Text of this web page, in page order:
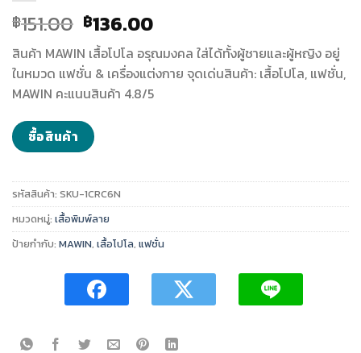
฿151.00 Original
price
was:
฿151.00.
฿136.00Current
price
is:
฿136.00.
สินค้า MAWIN เสื้อโปโล อรุณมงคล ใส่ได้ทั้งผู้ชายและผู้หญิง อยู่
ในหมวด แฟชั่น & เครื่องแต่งกาย จุดเด่นสินค้า: เสื้อโปโล, แฟชั่น,
MAWIN คะแนนสินค้า 4.8/5
ซื้อสินค้า
รหัสสินค้า: SKU-1CRC6N
หมวดหมู่: เสื้อพิมพ์ลาย
ป้ายกำกับ: MAWIN, เสื้อโปโล, แฟชั่น